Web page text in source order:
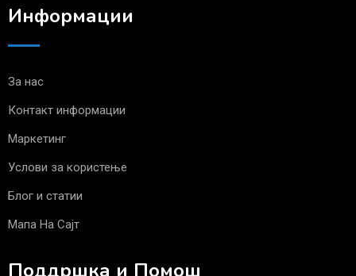
Информации
За нас
Контакт информации
Маркетинг
Услови за користење
Блог и статии
Мапа На Сајт
Поддршка и Помош